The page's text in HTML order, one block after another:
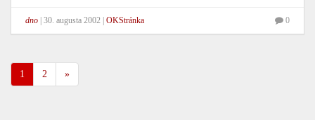
dno 30. augusta 2002 OKStránka 0
1 2 »